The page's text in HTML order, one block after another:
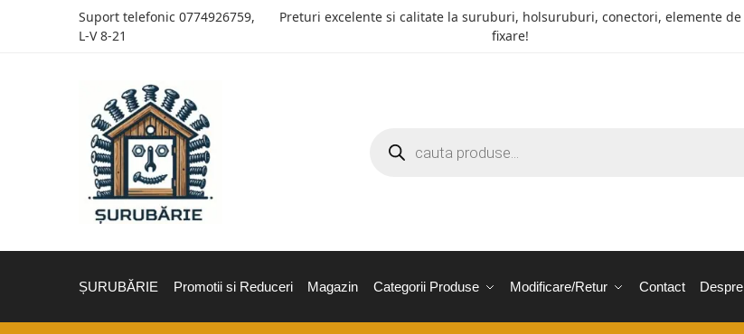
Suport telefonic 0774926759,
L-V 8-21
Preturi excelente si calitate la suruburi, holsuruburi, conectori, elemente de
fixare!
ȘURUBĂRIE Promotii si Reduceri Magazin Categorii Produse Modificare/Retur Contact Despre